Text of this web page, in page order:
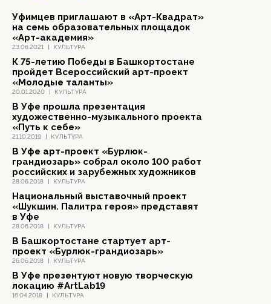
23.06.2021 | КУЛЬТУРА
Уфимцев приглашают в «Арт-Квадрат»
на семь образовательных площадок
«Арт-академия»
20.01.2020 | КУЛЬТУРА
К 75-летию Победы в Башкортостане
пройдет Всероссийский арт-проект
«Молодые таланты»
21.10.2019 | КУЛЬТУРА
В Уфе прошла презентация
художественно-музыкального проекта
«Путь к себе»
28.06.2018 | КУЛЬТУРА
В Уфе арт-проект «Бурлюк-
грандиозарь» собрал около 100 работ
российских и зарубежных художников
28.06.2018 | КУЛЬТУРА
Национальный выставочный проект
«Шукшин. Палитра героя» представят
в Уфе
26.06.2018 | КУЛЬТУРА
В Башкортостане стартует арт-
проект «Бурлюк-грандиозарь»
16.04.2018 | КУЛЬТУРА
В Уфе презентуют новую творческую
локацию #ArtLab19